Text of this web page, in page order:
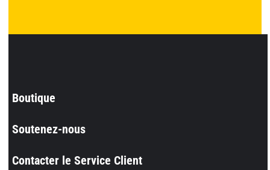
Boutique
Soutenez-nous
Contacter le Service Client